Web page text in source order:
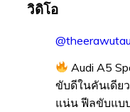
วิดิโอ
Audi A5
ขับดีในคันเดียว
แน่น ฟีลขับแบ